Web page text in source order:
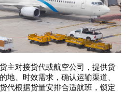
对接货代或航空公司，提供货
地、时效需求，确认运输渠道、
代根据货量安排合适航班，锁定